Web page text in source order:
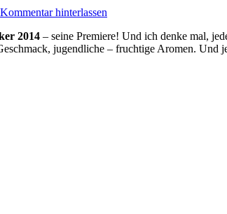
Kommentar hinterlassen
2014 – seine Premiere! Und ich denke mal,
jugendliche – fruchtige Aromen. Und